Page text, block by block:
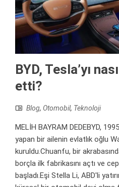
BYD, Tesla’yı
etti?
Blog, Otomobil, Teknoloji
MELİH BAYRAM DEDEBYD,
yapan bir ailenin evlatlık oğlu
kuruldu.Chuanfu, bir
borçla ilk fabrikasını açtı ve
başladı.Eşi Stella Li, ABD'li